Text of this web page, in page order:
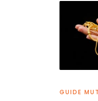
GUIDE